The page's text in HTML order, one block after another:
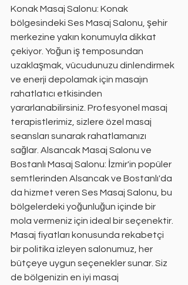
Konak Masaj Salonu: Konak
bölgesindeki Ses Masaj Salonu, şehir
merkezine yakın konumuyla dikkat
çekiyor. Yoğun iş temposundan
uzaklaşmak, vücudunuzu dinlendirmek
ve enerji depolamak için masajın
rahatlatıcı etkisinden
yararlanabilirsiniz. Profesyonel masaj
terapistlerimiz, sizlere özel masaj
seansları sunarak rahatlamanızı
sağlar. Alsancak Masaj Salonu ve
Bostanlı Masaj Salonu: İzmir'in popüler
semtlerinden Alsancak ve Bostanlı'da
da hizmet veren Ses Masaj Salonu, bu
bölgelerdeki yoğunluğun içinde bir
mola vermeniz için ideal bir seçenektir.
Masaj fiyatları konusunda rekabetçi
bir politika izleyen salonumuz, her
bütçeye uygun seçenekler sunar. Siz
de bölgenizin en iyi masaj